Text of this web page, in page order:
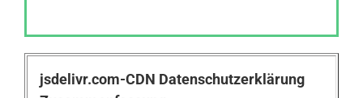
jsdelivr.com-CDN Datenschutzerklärung